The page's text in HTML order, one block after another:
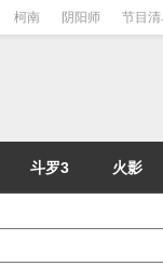
柯南 阴阳师 节目
斗罗3 火影